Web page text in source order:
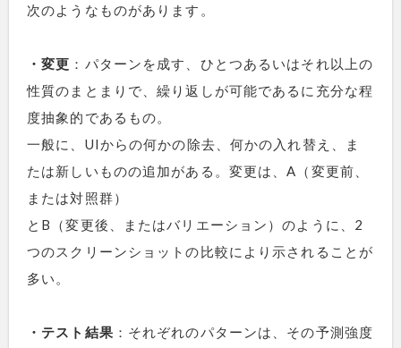
次のようなものがあります。
・変更 ：パターンを成す、ひとつあるいはそれ以上の
性質のまとまりで、繰り返しが可能であるに充分な程
度抽象的であるもの。
一般に、UIからの何かの除去、何かの入れ替え、ま
たは新しいものの追加がある。変更は、A（変更前、
または対照群）
とB（変更後、またはバリエーション）のように、2
つのスクリーンショットの比較により示されることが
多い。
・テスト結果 ：それぞれのパターンは、その予測強度